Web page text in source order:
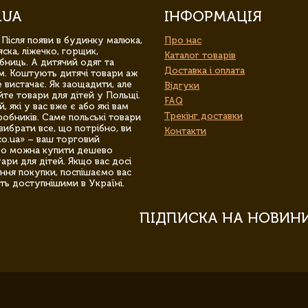
появи в будинку малюка,
ліжечко, горщик,
А дитячий одяг та
Коштують дитячі товари аж
Як заощадити, але
товари для дітей у Польщі.
у вас вже є або які вам
Саме польські товари
все, що потрібно, ви
– ваш торговий
можна купити дешево
для дітей. Якщо вас досі
покупки, поспішаємо вас
доступнішими в Україні.
ІНФОРМАЦІЯ
Про нас
Каталог товарів
Доставка і оплата
Відгуки
FAQ
Трекінг доставки
Контакти
ПІДПИСКА НА